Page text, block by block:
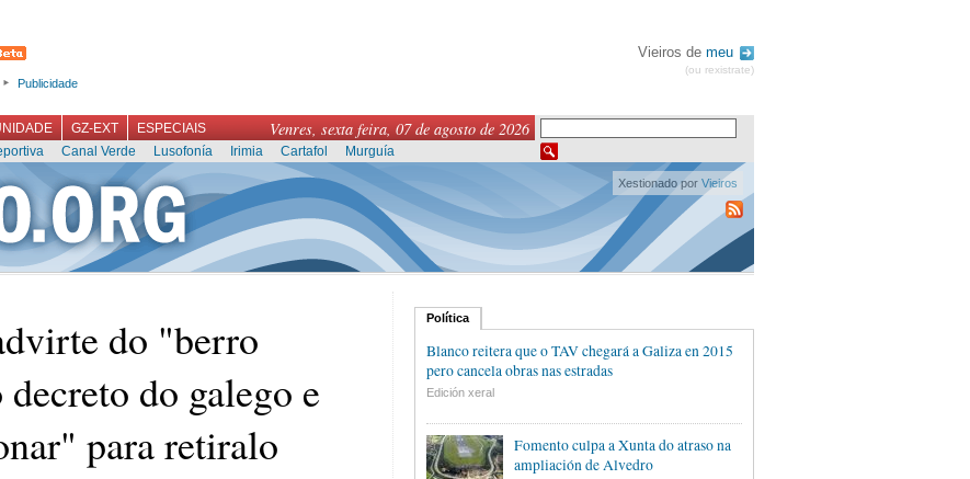
Publicidade
Vieiros de meu
(ou rexistrate)
Venres, sexta feira, 07 de agosto de 2026
GZ-EXT
ESPECIAIS
Canal Verde Lusofonía Irimia Cartafol Murguía
Xestionado por Vieiros
do "berro
do galego e
para retiralo
Política
Blanco reitera que o TAV chegará a Galiza en 2015
pero cancela obras nas estradas
Edición xeral
Fomento culpa a Xunta do atraso na
ampliación de Alvedro